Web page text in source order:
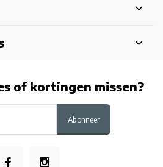
of kortingen missen?
Abonneer